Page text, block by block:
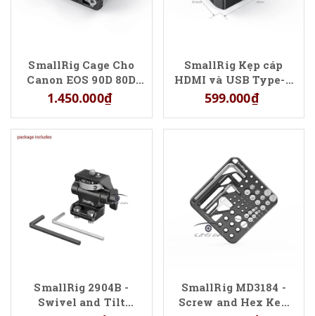
SmallRig Cage Cho
Canon EOS 90D 80D
70D Camera CCC2658
1.450.000₫
SmallRig Kẹp cáp
HDMI và USB Type-C
cho Cages FUJIFILM
X-T4 – BSC2809
599.000₫
SmallRig 2904B -
Swivel and Tilt
SmallRig MD3184 -
Screw and Hex Key